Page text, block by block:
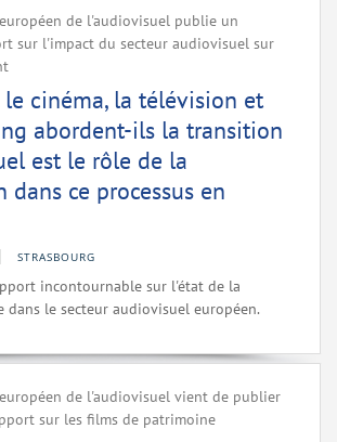
de l'audiovisuel publie un
sur l'impact du secteur audiovisuel sur
le cinéma, la télévision et
abordent-ils la transition
est le rôle de la
dans ce processus en
STRASBOURG
incontournable sur l'état de la
le secteur audiovisuel européen.
de l'audiovisuel vient de publier
sur les films de patrimoine